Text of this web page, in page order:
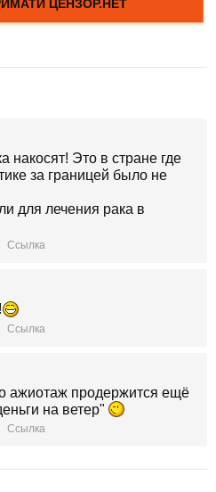
накосят! Это в стране где
за границей было не
для лечения рака в
Ссылка
Ссылка
ажиотаж продержится ещё
на ветер"
Ссылка